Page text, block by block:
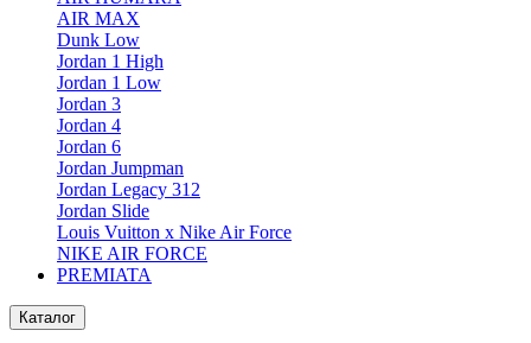
AIR MAX
Dunk Low
Jordan 1 High
Jordan 1 Low
Jordan 3
Jordan 4
Jordan 6
Jordan Jumpman
Jordan Legacy 312
Jordan Slide
Louis Vuitton x Nike Air Force
NIKE AIR FORCE
PREMIATA
Каталог